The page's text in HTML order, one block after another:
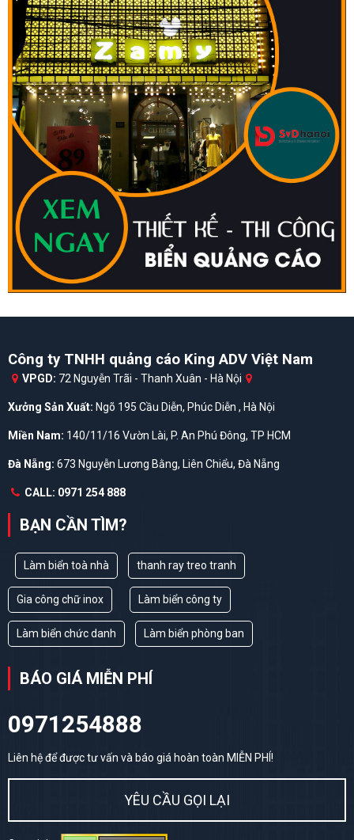
Công ty TNHH quảng cáo King ADV Việt Nam
VPGD: 72 Nguyễn Trãi - Thanh Xuân - Hà Nội
Xưởng Sản Xuất: Ngõ 195 Cầu Diễn, Phúc Diễn , Hà Nội
Miền Nam: 140/11/16 Vườn Lài, P. An Phú Đông, TP HCM
Đà Nẵng: 673 Nguyễn Lương Bằng, Liên Chiểu, Đà Nẵng
CALL: 0971 254 888
BẠN CẦN TÌM?
Làm biển toà nhà thanh ray treo tranh
Gia công chữ inox Làm biển công ty
Làm biển chức danh Làm biển phòng ban
BÁO GIÁ MIỄN PHÍ
0971254888
Liên hệ để được tư vấn và báo giá hoàn toàn MIỄN PHÍ!
YÊU CẦU GỌI LẠI